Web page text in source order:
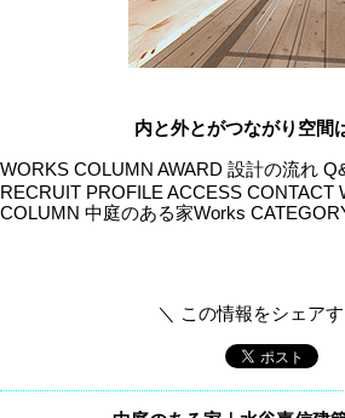
内と外とがつながり空間
WORKS COLUMN AWARD 設計の流れ
RECRUIT PROFILE ACCESS CONTACT
COLUMN 中庭のある家Works
＼ この情報をシェア